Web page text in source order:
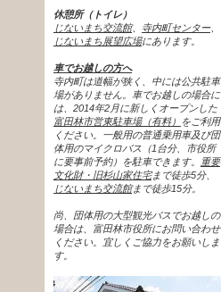
休憩所（トイレ）
じないまち交流館、 寺内町センター、
じないまち展望広場にあります。
車でお越しの方へ
寺内町は道幅が狭く、中には公共駐車
場がありません。車でお越しの場合に
は、2014年2月に新しくオープンした
富田林市営東駐車場（有料）
をご利用
ください。一般用の普通乗用車及び団
体用のマイクロバス（1台分、市役所
に要事前予約）を駐車できます。 重要
文化財・旧杉山家住宅まで徒歩5分、
じないまち交流館まで徒歩15分。
尚、団体用の大型観光バスでお越しの
場合は、富田林市役所にお問い合わせ
ください。宜しくご協力をお願いしま
す。